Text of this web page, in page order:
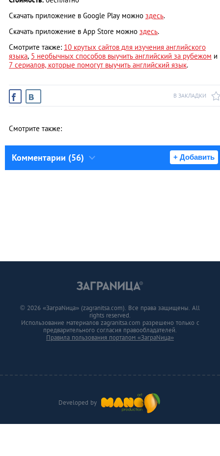
Скачать приложение в Google Play можно здесь.
Скачать приложение в App Store можно здесь.
Смотрите также: 10 крутых сайтов для изучения английского
языка, 5 необычных способов выучить английский за рубежом и
7 сериалов, которые помогут выучить английский язык.
В ЗАКЛАДКИ
Смотрите также:
Комментарии (56) + Добавить
Developed by
© 2026 «ЗаграNица» (zagranitsa.com). Все права защищены. All
rights reserved.
Использование материалов zagranitsa.com разрешено только с
предварительного согласия правообладателей.
Правила пользования порталом «ЗаграNица»